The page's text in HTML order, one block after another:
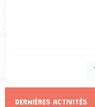
DERNIÈRES ACTIVITÉS